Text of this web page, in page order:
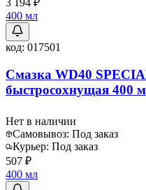
3 194 ₽
400 мл
код: 017501
Смазка WD40
быстросохнущая 400
Нет в наличии
Самовывоз: Под заказ
Курьер: Под заказ
507 ₽
400 мл